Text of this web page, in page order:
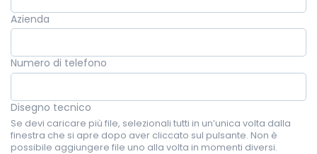
Azienda
Numero di telefono
Disegno tecnico
Se devi caricare più file, selezionali tutti in un’unica volta dalla
finestra che si apre dopo aver cliccato sul pulsante. Non è
possibile aggiungere file uno alla volta in momenti diversi.